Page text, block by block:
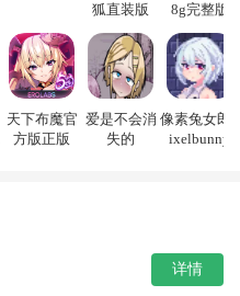
狐直装版
8g完整版
天下布魔官
方版正版
爱是不会消
失的
像素兔女郎p
ixelbunny
详情